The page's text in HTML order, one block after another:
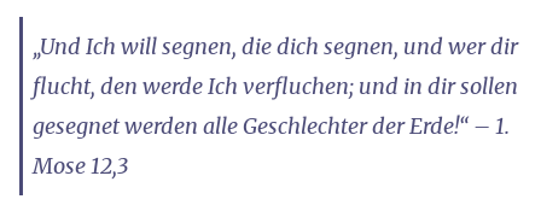
„Und Ich will segnen, die dich segnen, und wer dir
flucht, den werde Ich verfluchen; und in dir sollen
gesegnet werden alle Geschlechter der Erde!“ – 1.
Mose 12,3